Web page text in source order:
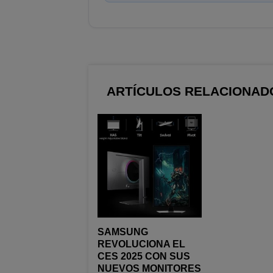
ARTÍCULOS
SAMSUNG
REVOLUCIONA EL
CES 2025 CON SUS
NUEVOS MONITORES